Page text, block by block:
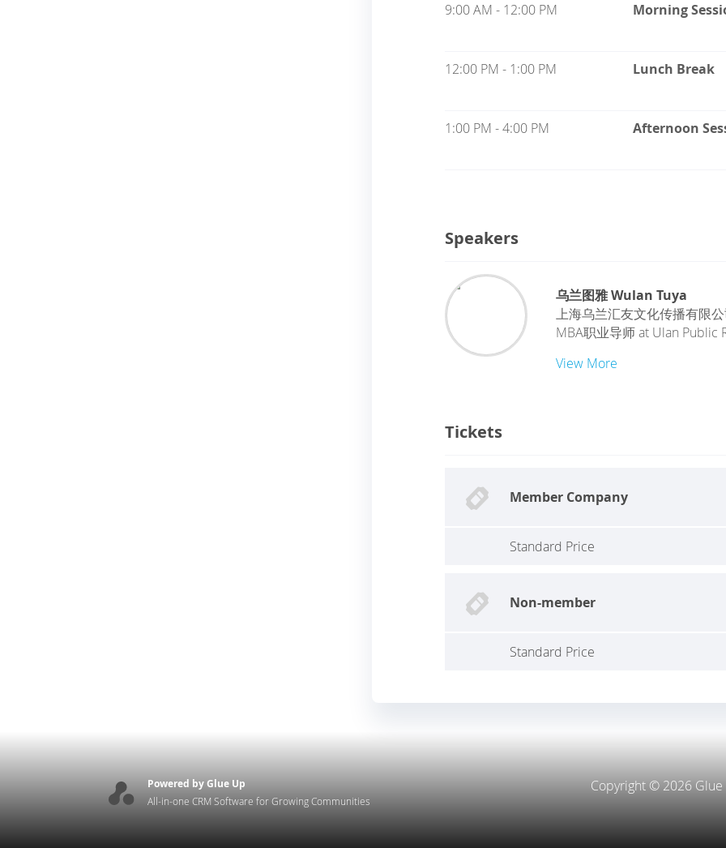
9:00 AM - 12:00 PM Morning
12:00 PM - 1:00 PM Lunch Break
1:00 PM - 4:00 PM Afternoon
Speakers
乌兰图雅 Wulan Tuya
上海乌兰汇友文化传播有限
MBA职业导师at Ulan Public
View More
Tickets
Member Company
Standard Price
Non-member
Standard Price
Powered by Glue Up
All-in-one CRM Software for Growing Communities
Copyright © 2026